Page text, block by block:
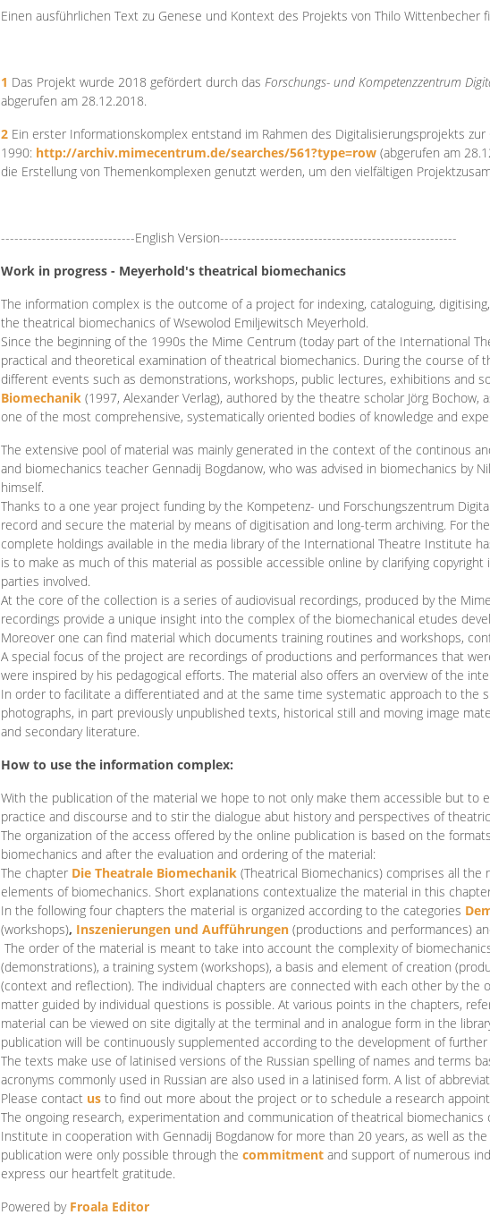
Einen ausführlichen Text zu Genese und Kontext des Projekts von Thilo Wittenbecher
1 Das Projekt wurde 2018 gefördert durch das Forschungs- und Kompetenzzentrum
abgerufen am 28.12.2018.
2 Ein erster Informationskomplex entstand im Rahmen des Digitalisierungsprojekts
1990: http://archiv.mimecentrum.de/searches/561?type=row (abgerufen am
die Erstellung von Themenkomplexen genutzt werden, um den vielfältigen
------------------------------English Version-----------------------------------------------------
Work in progress - Meyerhold's theatrical biomechanics
The information complex is the outcome of a project for indexing, cataloguing,
the theatrical biomechanics of Wsewolod Emiljewitsch Meyerhold.
Since the beginning of the 1990s the Mime Centrum (today part of the International
practical and theoretical examination of theatrical biomechanics. During the course of
different events such as demonstrations, workshops, public lectures, exhibitions and
Biomechanik (1997, Alexander Verlag), authored by the theatre scholar Jörg Bochow,
one of the most comprehensive, systematically oriented bodies of knowledge and
The extensive pool of material was mainly generated in the context of the continous
and biomechanics teacher Gennadij Bogdanow, who was advised in biomechanics by
himself.
Thanks to a one year project funding by the Kompetenz- und Forschungszentrum
record and secure the material by means of digitisation and long-term archiving. For
complete holdings available in the media library of the International Theatre Institute
is to make as much of this material as possible accessible online by clarifying
parties involved.
At the core of the collection is a series of audiovisual recordings, produced by the
recordings provide a unique insight into the complex of the biomechanical etudes
Moreover one can find material which documents training routines and workshops,
A special focus of the project are recordings of productions and performances that
were inspired by his pedagogical efforts. The material also offers an overview of the
In order to facilitate a differentiated and at the same time systematic approach to the
photographs, in part previously unpublished texts, historical still and moving image
and secondary literature.
How to use the information complex:
With the publication of the material we hope to not only make them accessible but to
practice and discourse and to stir the dialogue abut history and perspectives of
The organization of the access offered by the online publication is based on the
biomechanics and after the evaluation and ordering of the material:
The chapter Die Theatrale Biomechanik (Theatrical Biomechanics) comprises all the
elements of biomechanics. Short explanations contextualize the material in this
In the following four chapters the material is organized according to the categories D
(workshops), Inszenierungen und Aufführungen (productions and performances)
The order of the material is meant to take into account the complexity of
(demonstrations), a training system (workshops), a basis and element of creation
(context and reflection). The individual chapters are connected with each other by
matter guided by individual questions is possible. At various points in the chapters,
material can be viewed on site digitally at the terminal and in analogue form in the
publication will be continuously supplemented according to the development of further
The texts make use of latinised versions of the Russian spelling of names and terms
acronyms commonly used in Russian are also used in a latinised form. A list of
Please contact us to find out more about the project or to schedule a research
The ongoing research, experimentation and communication of theatrical
Institute in cooperation with Gennadij Bogdanow for more than 20 years, as well as
publication were only possible through the commitment and support of numerous
express our heartfelt gratitude.
Powered by Froala Editor